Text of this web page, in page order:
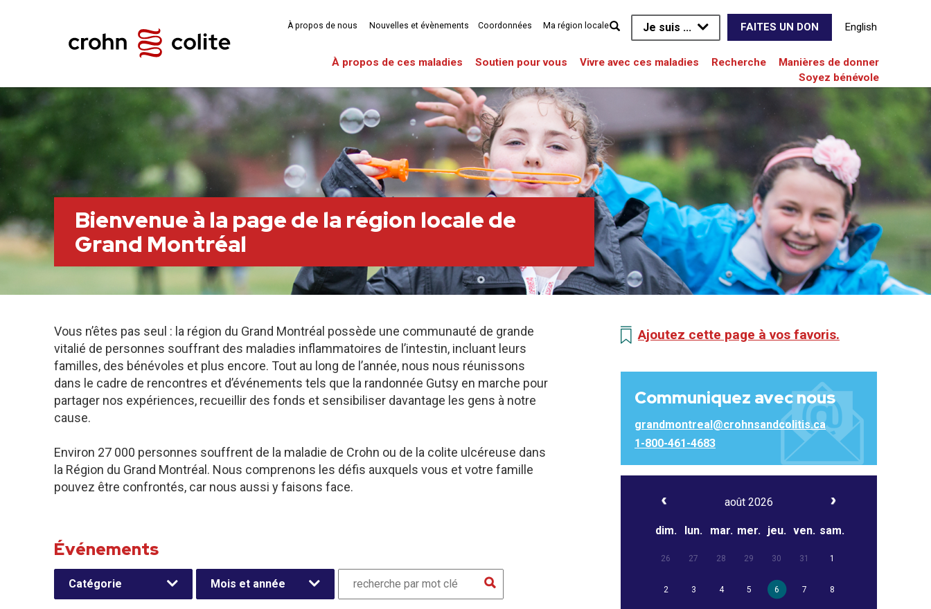
Je suis ... FAITES UN DON English
À propos de ces maladies Soutien pour vous Vivre avec ces maladies Recherche
Manières de donner
Soyez bénévole
À propos de nous Nouvelles et évènements Coordonnées Ma région locale
Bienvenue à la page de la région locale de
Grand Montréal
Vous n’êtes pas seul : la région du Grand Montréal possède une communauté de grande
vitalié de personnes souffrant des maladies inflammatoires de l’intestin, incluant leurs
familles, des bénévoles et plus encore. Tout au long de l’année, nous nous réunissons
dans le cadre de rencontres et d’événements tels que la randonnée Gutsy en marche pour
partager nos expériences, recueillir des fonds et sensibiliser davantage les gens à notre
cause.
Environ 27 000 personnes souffrent de la maladie de Crohn ou de la colite ulcéreuse dans
la Région du Grand Montréal. Nous comprenons les défis auxquels vous et votre famille
pouvez être confrontés, car nous aussi y faisons face.
Événements
Catégorie Mois et année
Ajoutez cette page à vos favoris.
Communiquez avec nous
grandmontreal@crohnsandcolitis.ca
1-800-461-4683
août 2026
dim. lun. mar. mer. jeu. ven. sam.
26 27 28 29 30 31 1
2 3 4 5 6 7 8